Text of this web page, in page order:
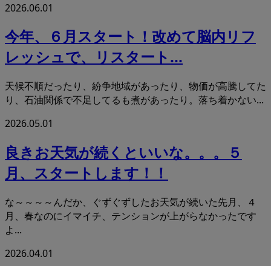
2026.06.01
今年、６月スタート！改めて脳内リフ
レッシュで、リスタート...
天候不順だったり、紛争地域があったり、物価が高騰してた
り、石油関係で不足してるも煮があったり。落ち着かない...
2026.05.01
良きお天気が続くといいな。。。５
月、スタートします！！
な～～～～んだか、ぐずぐずしたお天気が続いた先月、４
月、春なのにイマイチ、テンションが上がらなかったです
よ...
2026.04.01